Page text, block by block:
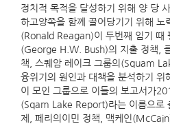
정치적 목적을 달성하기 위해 양 당
하고양쪽을 함께 끌어당기기 위해 노
(Ronald Reagan)이 두번째 임기 때
(George H.W. Bush)의 지출 정책,
책, 스퀘암 레이크 그룹의(Squam
융위기의 원인과 대책을 분석하기 위
이 모인 그룹으로 이들의 보고서가
(Sqam Lake Report)라는 이름으로
제, 페리의이민 정책, 맥케인